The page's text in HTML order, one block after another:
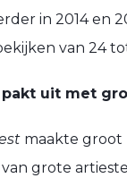
in 2014 en
van 24
pakt uit met
maakte groot
grote